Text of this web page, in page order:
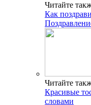
Читайте
Как
Читайте
Красивые
словами